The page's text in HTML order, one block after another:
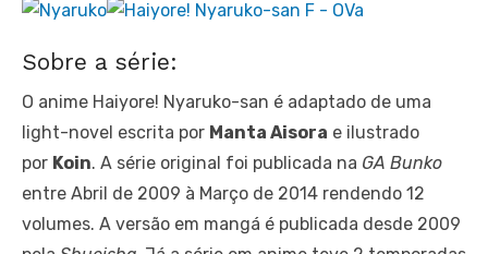
Sobre a série:
O anime Haiyore! Nyaruko-san é adaptado de uma
light-novel escrita por Manta Aisora e ilustrado
por Koin. A série original foi publicada na GA Bunko
entre Abril de 2009 à Março de 2014 rendendo 12
volumes. A versão em mangá é publicada desde 2009